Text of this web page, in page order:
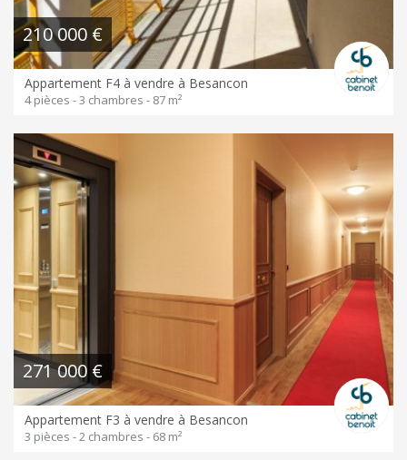
210 000 €
Appartement F4 à vendre à Besancon
4 pièces - 3 chambres - 87 m²
271 000 €
Appartement F3 à vendre à Besancon
3 pièces - 2 chambres - 68 m²